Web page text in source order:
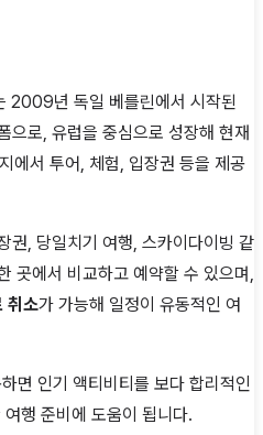
2009년 독일 베를린에서 시작된
으로, 유럽을 중심으로 성장해 현재
에서 투어, 체험, 입장권 등을 제공
권, 당일치기 여행, 스카이다이빙 같
곳에서 비교하고 예약할 수 있으며,
취소가 가능해 일정이 유동적인 여
면 인기 액티비티를 보다 합리적인
행 준비에 도움이 됩니다.